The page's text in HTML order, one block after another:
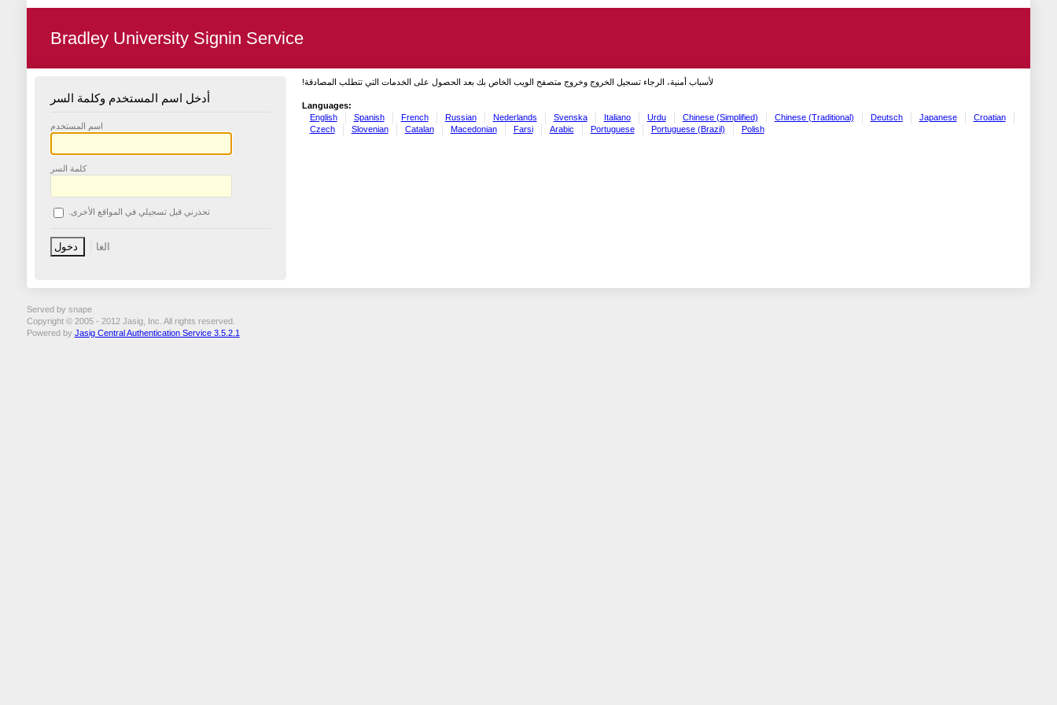
Bradley University Signin Service
أدخل اسم المستخدم وكلمة السر
اسم المستخدم
كلمة السر
تحذرني قبل تسجيلي في المواقع الأخرى.
لأسباب أمنية، الرجاء تسجيل الخروج وخروج متصفح الويب الخاص بك بعد الحصول على الخدمات التي تتطلب المصادقة!
Languages:
English
Spanish French Russian Nederlands Svenska Italiano Urdu Chinese (Simplified) Chinese (Traditional) Deutsch Japanese
Croatian
Czech
Slovenian Catalan Macedonian Farsi Arabic Portuguese Portuguese (Brazil) Polish
Served by snape
Copyright © 2005 - 2012 Jasig, Inc. All rights reserved.
Powered by Jasig Central Authentication Service 3.5.2.1